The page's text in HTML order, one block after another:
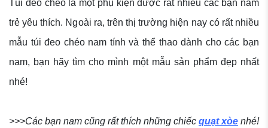
Túi đeo chéo là một phụ kiện được rất nhiều các bạn nam
trẻ yêu thích. Ngoài ra, trên thị trường hiện nay có rất nhiều
mẫu túi đeo chéo nam tính và thể thao dành cho các bạn
nam, bạn hãy tìm cho mình một mẫu sản phẩm đẹp nhất
nhé!
>>>Các bạn nam cũng rất thích những chiếc quạt xòe nhé!